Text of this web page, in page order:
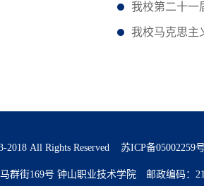
我校第二十一
我校马克思主
All Rights Reserved 苏ICP备05002259
群街169号 钟山职业技术学院 邮政编码：